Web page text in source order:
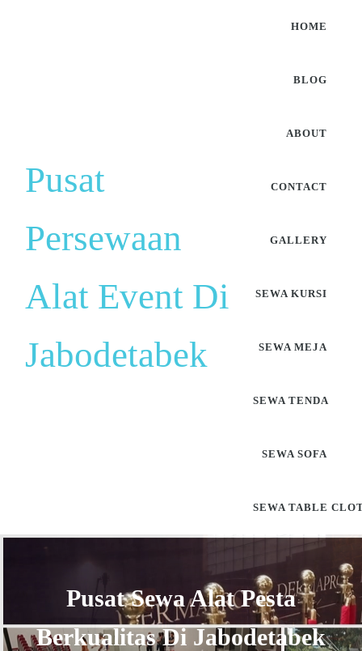
Pusat
Persewaan
Alat Event Di
Jabodetabek
HOME
BLOG
ABOUT
CONTACT
GALLERY
SEWA KURSI
SEWA MEJA
SEWA TENDA
SEWA SOFA
SEWA TABLE
Pusat Sewa Alat Pesta
Berkualitas Di Jabodetabek